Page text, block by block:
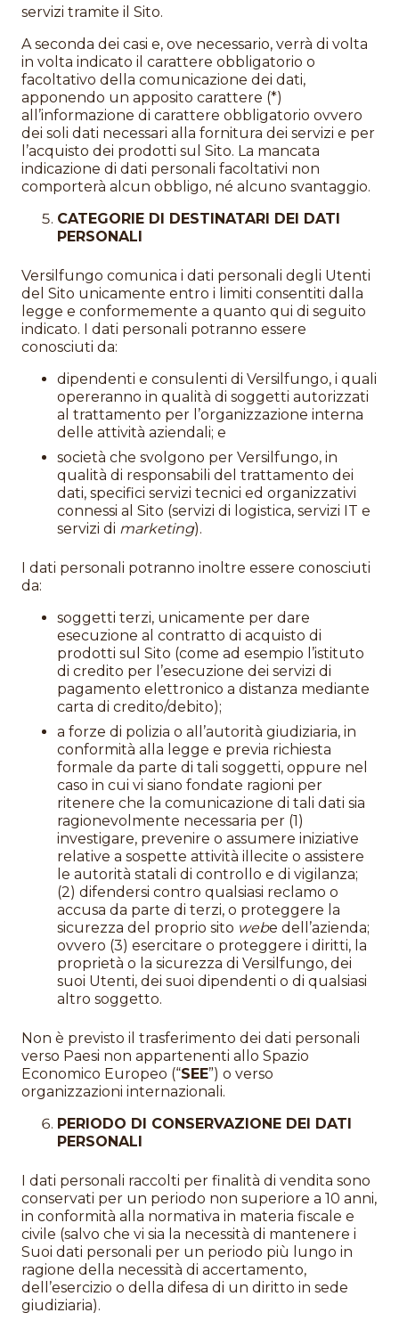
servizi tramite il Sito.
A seconda dei casi e, ove necessario, verrà di volta
in volta indicato il carattere obbligatorio o
facoltativo della comunicazione dei dati,
apponendo un apposito carattere (*)
all’informazione di carattere obbligatorio ovvero
dei soli dati necessari alla fornitura dei servizi e per
l’acquisto dei prodotti sul Sito. La mancata
indicazione di dati personali facoltativi non
comporterà alcun obbligo, né alcuno svantaggio.
CATEGORIE DI DESTINATARI DEI DATI
PERSONALI
Versilfungo comunica i dati personali degli Utenti
del Sito unicamente entro i limiti consentiti dalla
legge e conformemente a quanto qui di seguito
indicato. I dati personali potranno essere
conosciuti da:
dipendenti e consulenti di Versilfungo, i quali
opereranno in qualità di soggetti autorizzati
al trattamento per l’organizzazione interna
delle attività aziendali; e
società che svolgono per Versilfungo, in
qualità di responsabili del trattamento dei
dati, specifici servizi tecnici ed organizzativi
connessi al Sito (servizi di logistica, servizi IT e
servizi di marketing).
I dati personali potranno inoltre essere conosciuti
da:
soggetti terzi, unicamente per dare
esecuzione al contratto di acquisto di
prodotti sul Sito (come ad esempio l’istituto
di credito per l’esecuzione dei servizi di
pagamento elettronico a distanza mediante
carta di credito/debito);
a forze di polizia o all’autorità giudiziaria, in
conformità alla legge e previa richiesta
formale da parte di tali soggetti, oppure nel
caso in cui vi siano fondate ragioni per
ritenere che la comunicazione di tali dati sia
ragionevolmente necessaria per (1)
investigare, prevenire o assumere iniziative
relative a sospette attività illecite o assistere
le autorità statali di controllo e di vigilanza;
(2) difendersi contro qualsiasi reclamo o
accusa da parte di terzi, o proteggere la
sicurezza del proprio sito webe dell’azienda;
ovvero (3) esercitare o proteggere i diritti, la
proprietà o la sicurezza di Versilfungo, dei
suoi Utenti, dei suoi dipendenti o di qualsiasi
altro soggetto.
Non è previsto il trasferimento dei dati personali
verso Paesi non appartenenti allo Spazio
Economico Europeo (“SEE”) o verso
organizzazioni internazionali.
PERIODO DI CONSERVAZIONE DEI DATI
PERSONALI
I dati personali raccolti per finalità di vendita sono
conservati per un periodo non superiore a 10 anni,
in conformità alla normativa in materia fiscale e
civile (salvo che vi sia la necessità di mantenere i
Suoi dati personali per un periodo più lungo in
ragione della necessità di accertamento,
dell’esercizio o della difesa di un diritto in sede
giudiziaria).